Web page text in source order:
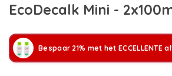
EcoDecalk Mini -
Bespaar 21% met het ECCELLENTE